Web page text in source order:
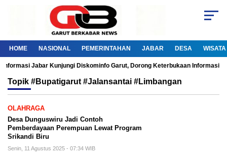
HOME NASIONAL PEMERINTAHAN JABAR DESA WISATA
Jabar Kunjungi Diskominfo Garut, Dorong Keterbukaan Informasi
Topik #Bupatigarut #jalansantai #limbangan
OLAHRAGA
Desa Dunguswiru Jadi Contoh
Pemberdayaan Perempuan Lewat Program
Srikandi Biru
Senin, 11 Agustus 2025 - 07:34 WIB